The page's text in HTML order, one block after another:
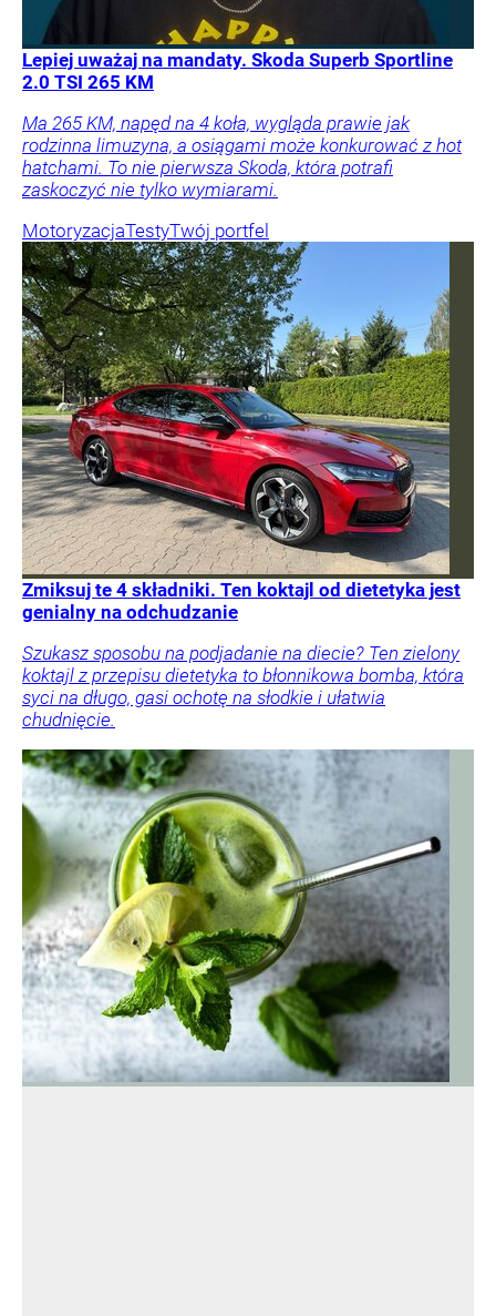
Lepiej uważaj na mandaty. Skoda Superb Sportline
2.0 TSI 265 KM
Ma 265 KM, napęd na 4 koła, wygląda prawie jak
rodzinna limuzyna, a osiągami może konkurować z hot
hatchami. To nie pierwsza Skoda, która potrafi
zaskoczyć nie tylko wymiarami.
MotoryzacjaTestyTwój portfel
Zmiksuj te 4 składniki. Ten koktajl od dietetyka jest
genialny na odchudzanie
Szukasz sposobu na podjadanie na diecie? Ten zielony
koktajl z przepisu dietetyka to błonnikowa bomba, która
syci na długo, gasi ochotę na słodkie i ułatwia
chudnięcie.